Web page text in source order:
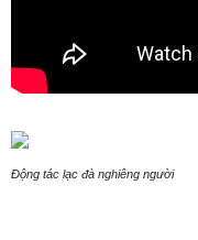
Động tác lạc đà nghiêng người